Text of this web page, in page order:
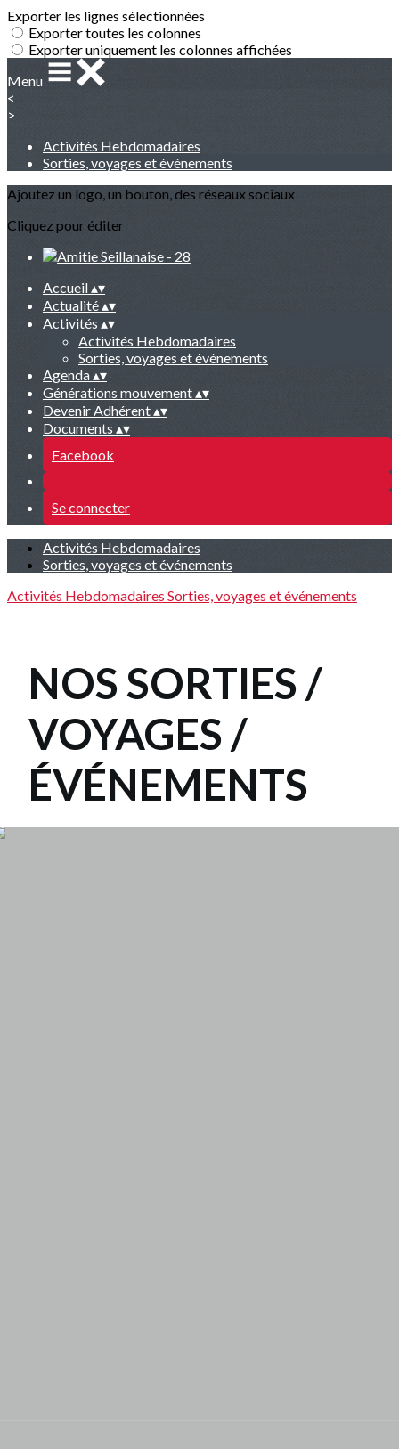
Exporter les lignes sélectionnées
Exporter toutes les colonnes
Exporter uniquement les colonnes affichées
Menu
<
>
Activités Hebdomadaires
Sorties, voyages et événements
Ajoutez un logo, un bouton, des réseaux sociaux
Cliquez pour éditer
Accueil▴▾
Actualité▴▾
Activités ▴▾
Activités Hebdomadaires
Sorties, voyages et événements
Agenda▴▾
Générations mouvement▴▾
Devenir Adhérent▴▾
Documents ▴▾
Facebook
Se connecter
Activités Hebdomadaires
Sorties, voyages et événements
Activités Hebdomadaires Sorties, voyages et événements
NOS SORTIES /
VOYAGES /
ÉVÉNEMENTS